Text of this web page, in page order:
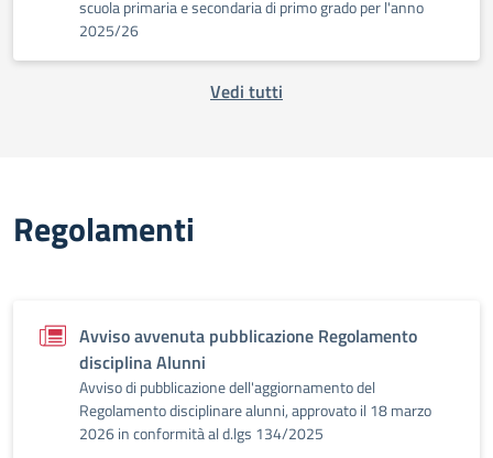
scuola primaria e secondaria di primo grado per l'anno
2025/26
Vedi tutti
Regolamenti
Avviso avvenuta pubblicazione Regolamento
disciplina Alunni
Avviso di pubblicazione dell'aggiornamento del
Regolamento disciplinare alunni, approvato il 18 marzo
2026 in conformità al d.lgs 134/2025